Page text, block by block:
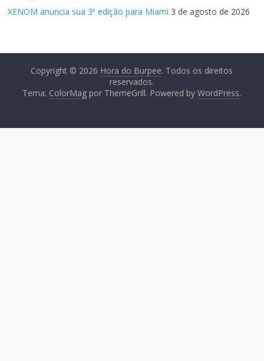
XENOM anuncia sua 3ª edição para Miami 3 de agosto de 2026
Copyright © 2026 Hora do Burpee. Todos os direitos
reservados.
Tema: ColorMag por ThemeGrill. Powered byWordPress.